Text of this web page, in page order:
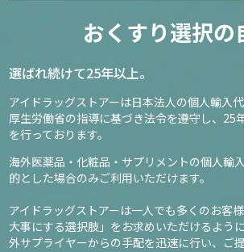
おくすり選択の
選ばれ続けて25年以上。
アイドラッグストアーは日本法人の個人輸入代
厚生労働省の指導に基づき法令を遵守し、 25
を行っております。
海外医薬品・化粧品・サプリメントの個人輸入
的とした場合のみご利用いただけます。
アイドラッグストアーは一人でも多くのお客
大事にする選択肢」をお求めいただけるように
外サプライヤーからの手配を迅速に行い、ご提